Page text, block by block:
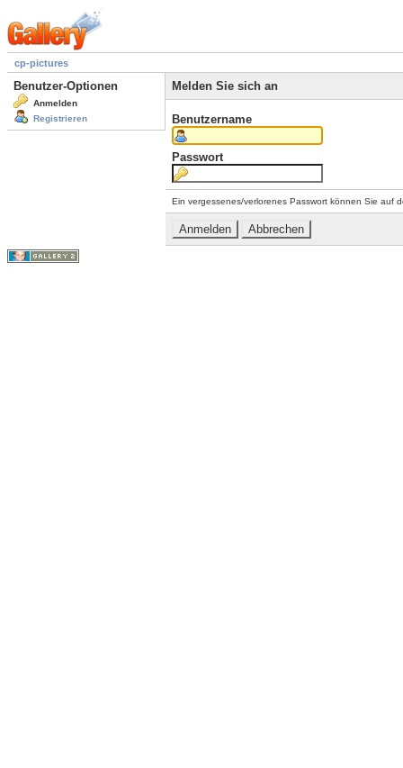
cp-pictures
Benutzer-Optionen
Anmelden
Registrieren
Melden Sie sich an
Benutzername
Passwort
Ein vergessenes/verlorenes Passwort können Sie auf